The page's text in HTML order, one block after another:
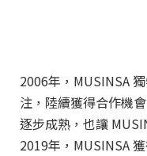
2006年，MUSINSA
注，陸續獲得合作機
逐步成熟，也讓
2019年，MUSINSA